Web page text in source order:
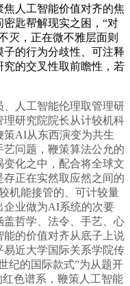
人工智能价值对齐的焦
匙帮解现实之困，“对
灭，正在微不雅层面则
的行为分歧性、可注释
的交叉性取前瞻性，若
人工智能伦理取管理研
研究院院长从计较机科
策AI从东西演变为共生
问题，鞭策算法公允的
化之中，配合将全球文
正在实然取应然之间的
机能接管的、可计较量
企业做为AI系统的次要
哲学、法令、手艺、心
的价值对齐从底子上说
近大学国际关系学院传
纪的国际款式”为从题开
色谱系，鞭策人工智能